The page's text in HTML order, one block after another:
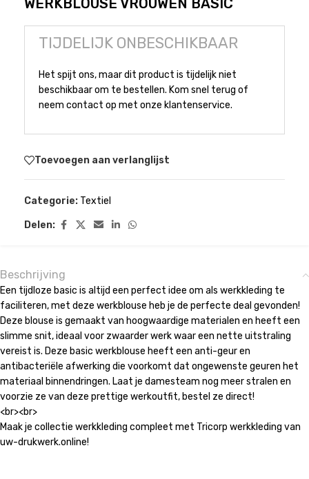
WERKBLOUSE VROUWEN BASIC
TIJDELIJK ONBESCHIKBAAR
Het spijt ons, maar dit product is tijdelijk niet
beschikbaar om te bestellen. Kom snel terug of
neem contact op met onze klantenservice.
Toevoegen aan verlanglijst
Categorie: Textiel
Delen:
Beschrijving
Een tijdloze basic is altijd een perfect idee om als werkkleding te
faciliteren, met deze werkblouse heb je de perfecte deal gevonden!
Deze blouse is gemaakt van hoogwaardige materialen en heeft een
slimme snit, ideaal voor zwaarder werk waar een nette uitstraling
vereist is. Deze basic werkblouse heeft een anti-geur en
antibacteriële afwerking die voorkomt dat ongewenste geuren het
materiaal binnendringen. Laat je damesteam nog meer stralen en
voorzie ze van deze prettige werkoutfit, bestel ze direct!
<br><br>
Maak je collectie werkkleding compleet met Tricorp werkkleding van
uw-drukwerk.online!